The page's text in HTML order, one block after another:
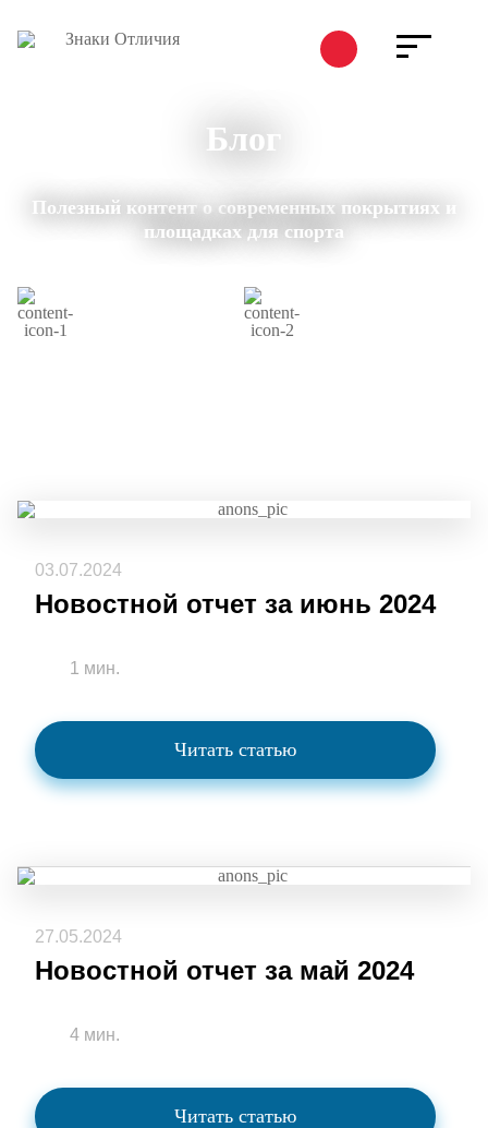
Блог
Полезный контент о современных покрытиях и
площадках для спорта
новости
чтения 3 мин.
03.07.2024
Новостной отчет за июнь 2024
1 мин.
Читать статью
27.05.2024
Новостной отчет за май 2024
4 мин.
Читать статью